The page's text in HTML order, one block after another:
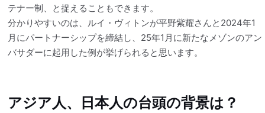
テナー制、と捉えることもできます。
分かりやすいのは、ルイ・ヴィトンが平野紫耀さんと2024年1
月にパートナーシップを締結し、25年1月に新たなメゾンのアン
バサダーに起用した例が挙げられると思います。
アジア人、日本人の台頭の背景は？